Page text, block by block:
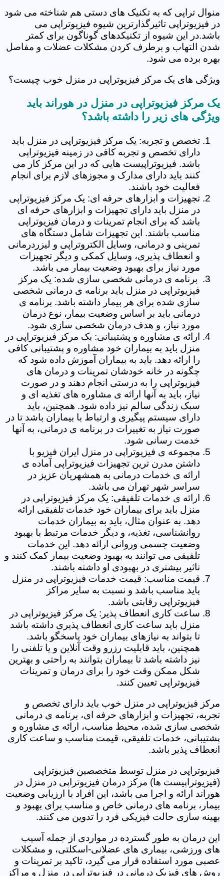
منوال تراپی که به تکنیک های دستی هم شناخته می شود
در فیزیوتراپی تاثیرگذارترین شیوه فیزیوتراپی می
باشد.در این شیوه از تکنیکدهای گوناگون برای کمتر
شدن التهاب و برطرف کردن مشکلات عضلات و مفاصل
بهره برده می شود.
ویژگی های یک مرکز فیزیوتراپی در منزل خوب چیست؟
یک مرکز فیزیوتراپی در منزل در هوراند باید
ویژگی های زیر را داشته باشد؟
تخصص و تجربه: یک مرکز فیزیوتراپی در منزل باید
دارای تخصص و تجربه کافی در زمینه فیزیوتراپی
باشد. فیزیوتراپیست هایی که در این مرکز کار می
کنند باید دارای مدارک و مجوزهای لازم برای انجام
فعالیت خود باشند.
تجهیزات و ابزارهای حرفه ای: یک مرکز فیزیوتراپی
در منزل باید دارای تجهیزات و ابزارهای حرفه ای
باشد که برای انجام تمرینات و درمان فیزیوتراپی
مناسب باشند. این تجهیزات شامل دستگاه های
تمرینی و درمانی، وسایل الکتروتراپی و لیزردرمانی
و انعطاف پذیری، وسایل کمکی و دیگر تجهیزات
مورد نیاز برای بهبود وضعیت بیمار می باشد.
برنامه ی درمانی شخصی سازی شده: یک مرکز
فیزیوتراپی در منزل باید برنامه ی درمانی شخصی
سازی شده برای هر بیمار داشته باشد. برنامه ی
درمانی باید بر اساس وضعیت بیمار، نوع درمان
مورد نیاز، و هدف درمان شخصی سازی شود.
ارائه ی مشاوره و پشتیبانی: یک مرکز فیزیوتراپی در
منزل باید به بیماران خود مشاوره و پشتیبانی کافی
را ارائه دهد. باید به بیماران آموزش داده شود که
چگونه در خانه خودشان تمرینات و درمان های
فیزیوتراپی را به درستی انجام دهند و در صورت
نیاز، باید به آنها ارائه ی مشاوره های تغذیه ای و
سبک زندگی سالم نیز داده شود. همچنین، باید
دارای سیستم پیگیری و ارتباط با بیماران باشد تا در
صورت نیاز به تغییرات در برنامه ی درمانی، به آنها
خدمت رسانی شود.
مجموعه ی فیزیوتراپی در منزل ایران فیزیو با
داشتن مدرن ترین تجهیزات فیزیوتراپی آماده ی
ارائه ی خدمات درمانی به همشهریان عزیز در
سراسر شهر تهران می باشد.
ارائه ی خدمات تلفیقی: یک مرکز فیزیوتراپی در
منزل باید برای بیماران خود خدمات تلفیقی ارائه
دهد. به عنوان مثال، باید به بیماران خدمات
روانشناسی، تغذیه، و دیگر خدمات مرتبط با بهبود
وضعیت جسمی وروانی ارائه دهد. این خدمات
تلفیقی می توانند به بهبود وضعیت بیمار کمک کنند و
تاثیر بیشتری در بهبودی او داشته باشند.
قیمت مناسب: قیمت خدمات فیزیوتراپی در منزل
باید مناسب باشد و نسبت به سایر مراکز
فیزیوتراپی رقابتی باشد.
ساعت کاری انعطاف پذیر: یک مرکز فیزیوتراپی در
منزل باید ساعت کاری انعطاف پذیری داشته باشد
تا بتواند به نیازهای بیماران خود پاسخگو باشد.
همچنین، باید قابلیت رزرو وقت آنلاین و یا تلفنی را
نیز داشته باشد تا بیماران بتوانند به راحتی و بهترین
شکل ممکن وقت خود را برای درمان و تمرینات
فیزیوتراپی تعیین کنند.
مرکز فیزیوتراپی در منزل خوب باید دارای تخصص و
تجربه، تجهیزات و ابزارهای حرفه ای، برنامه ی درمانی
شخصی سازی شده، محیط مناسب، ارائه ی مشاوره و
پشتیبانی، خدمات تلفیقی، قیمت مناسب و ساعت کاری
انعطاف پذیر باشد.
فیزیوتراپی در منزل توسط متخصصین فیزیوتراپی
(فیزیوتراپیست ها) مرکز درمان فیزیوتراپی در منزل در
هوراند ارائه و اجرا می باشد، این افراد با ارزیابی وضعیت
بیمار، برنامه های درمانی خاص و مناسب برای بهبود و
بهینه سازی حالت فیزیکی فرد را تدوین می کنند.
این درمان به طور گسترده در مواردی از جمله آسیب
های ورزشی، بیماری های عضلانی-اسکلتی، و مشکلات
عصبی مورد استفاده قرار می گیرد، تاکید بر تمرینات و
روش های فیزیک درمانی در فیزیوتراپی در منزل و مراکز